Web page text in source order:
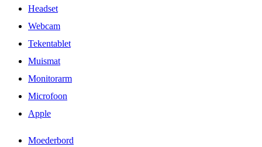
Headset
Webcam
Tekentablet
Muismat
Monitorarm
Microfoon
Apple
Moederbord